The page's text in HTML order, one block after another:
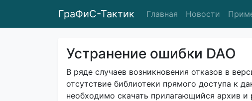
ГраФиС-Тактик Главная Новости
Устранение ошибки DAO
В ряде случаев возникновения отказов в
отсутствие библиотеки прямого доступа к
необходимо скачать прилагающийся архив и